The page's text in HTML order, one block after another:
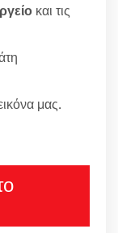
και τις
μας.